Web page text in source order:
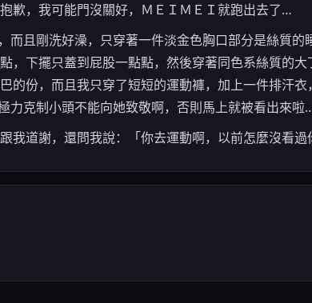
歉，我可能門沒關好，ＭＥＩＭＥＩ就跑出去了…
而且剛洗好澡，只穿著一件淡金色胸口部分是絲質
，下擺只蓋到屁股一點點，然後穿著同色系絲質的
的份，而且我只穿了短短的運動褲，加上一件排汗
力克制小頭不能向她致敬啊，否則馬上就被看出來啦
我道謝，還問我說：「你去運動啊，以前怎麼沒看過